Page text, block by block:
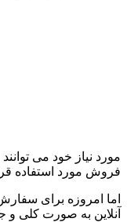
مورد نیاز خود می‌
فروش مورد استفاده
اما امروزه برای
آنلاین به صورت کلی